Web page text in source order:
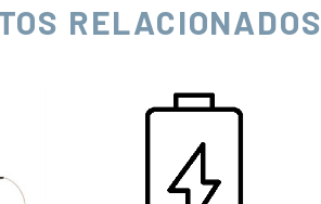
RELACIONADOS